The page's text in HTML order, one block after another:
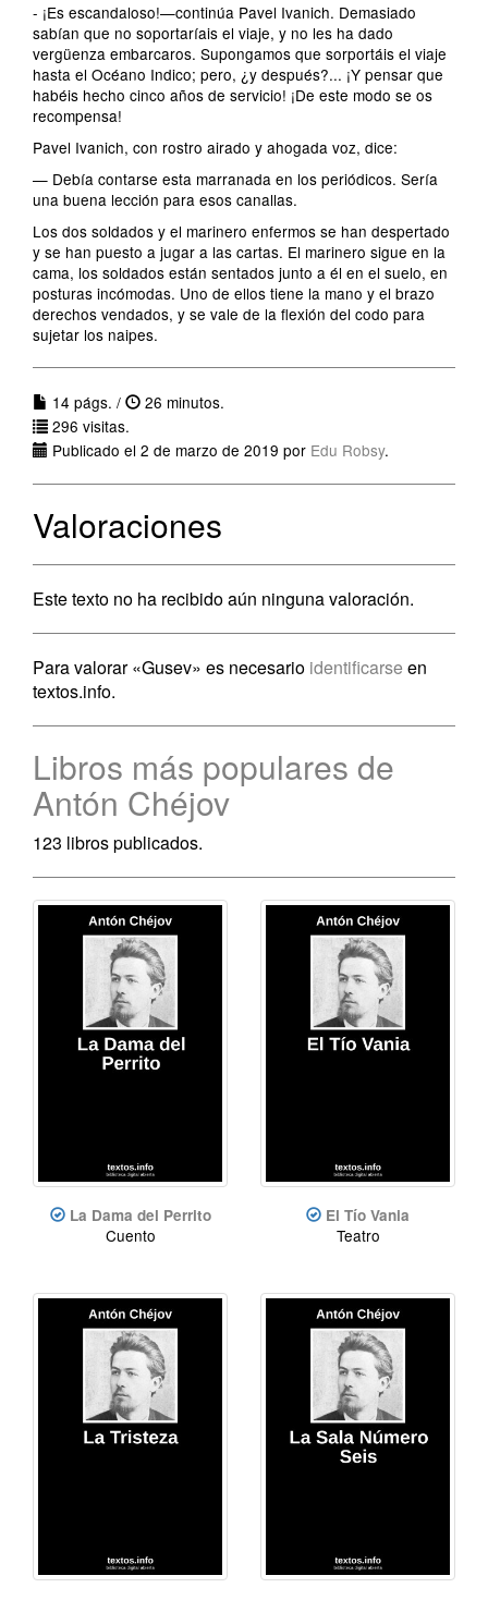
- ¡Es escandaloso!—continúa Pavel Ivanich. Demasiado
sabían que no soportaríais el viaje, y no les ha dado
vergüenza embarcaros. Supongamos que sorportáis el viaje
hasta el Océano Indico; pero, ¿y después?... ¡Y pensar que
habéis hecho cinco años de servicio! ¡De este modo se os
recompensa!
Pavel Ivanich, con rostro airado y ahogada voz, dice:
— Debía contarse esta marranada en los periódicos. Sería
una buena lección para esos canallas.
Los dos soldados y el marinero enfermos se han despertado
y se han puesto a jugar a las cartas. El marinero sigue en la
cama, los soldados están sentados junto a él en el suelo, en
posturas incómodas. Uno de ellos tiene la mano y el brazo
derechos vendados, y se vale de la flexión del codo para
sujetar los naipes.
14 págs. /
26 minutos.
296 visitas.
Publicado el 2 de marzo de 2019 por Edu Robsy.
Valoraciones
Este texto no ha recibido aún ninguna valoración.
Para valorar «Gusev» es necesario identificarse en
textos.info.
Libros más populares de
Antón Chéjov
123 libros publicados.
La Dama del Perrito
Cuento
El Tío Vania
Teatro